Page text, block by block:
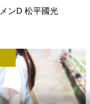
ンD 松平國光